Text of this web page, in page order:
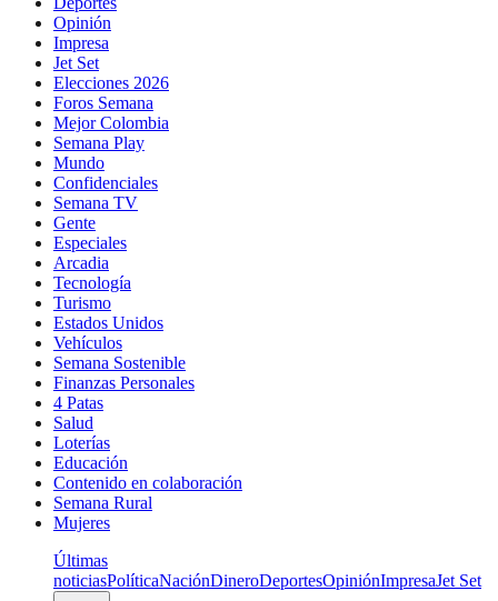
Opinión
Impresa
Jet Set
Elecciones 2026
Foros Semana
Mejor Colombia
Semana Play
Mundo
Confidenciales
Semana TV
Gente
Especiales
Arcadia
Tecnología
Turismo
Estados Unidos
Vehículos
Semana Sostenible
Finanzas Personales
4 Patas
Salud
Loterías
Educación
Contenido en colaboración
Semana Rural
Mujeres
Últimas
noticiasPolíticaNaciónDineroDeportesOpiniónImpresaJet Set